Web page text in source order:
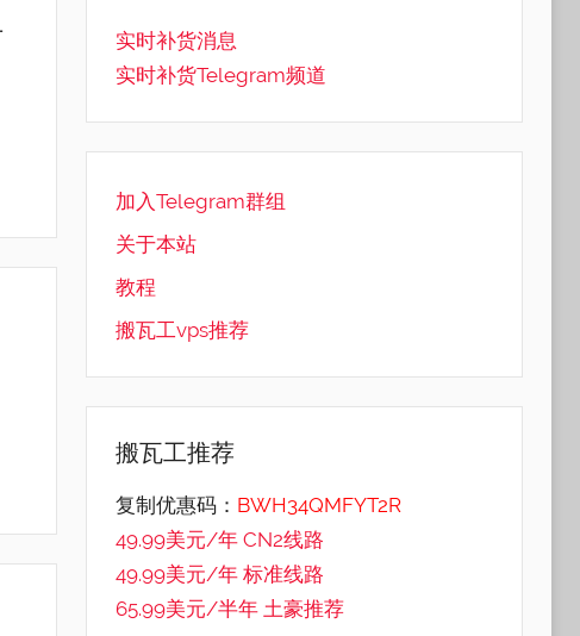
实时补货消息
实时补货Telegram频道
加入Telegram群组
关于本站
教程
搬瓦工vps推荐
搬瓦工推荐
复制优惠码： BWH34QMFYT2R
49.99美元/年 CN2线路
49.99美元/年 标准线路
65.99美元/半年 土豪推荐